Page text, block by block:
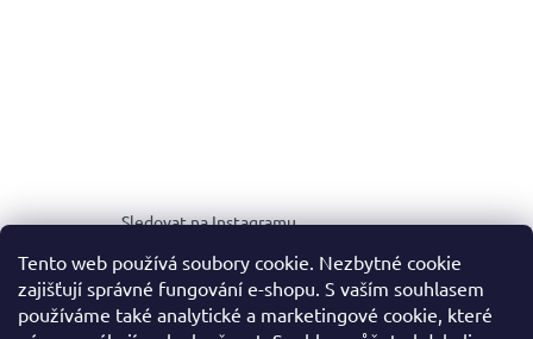
Tento web používá soubory cookie. Nezbytné cookie
zajišťují správné fungování e-shopu. S vaším souhlasem
používáme také analytické a marketingové cookie, které
Sledovat na Instagramu
MEDIA KIT